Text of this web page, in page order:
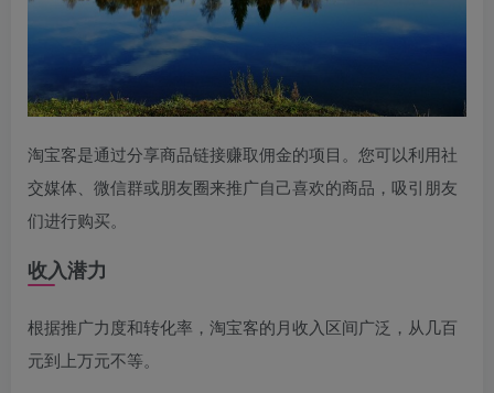
淘宝客是通过分享商品链接赚取佣金的项目。您可以利用社
交媒体、微信群或朋友圈来推广自己喜欢的商品，吸引朋友
们进行购买。
收入潜力
根据推广力度和转化率，淘宝客的月收入区间广泛，从几百
元到上万元不等。